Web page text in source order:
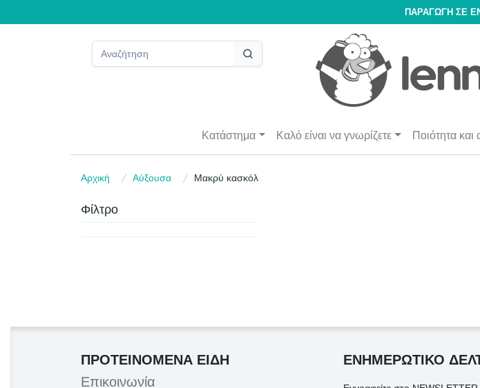
ΠΑΡΑΓΩΓΉ ΣΕ
Κατάστημα Καλό είναι να γνωρίζετε Ποιότητα και
Αρχική Αύξουσα Μακρύ κασκόλ
Φίλτρο
ΠΡΟΤΕΙΝΌΜΕΝΑ ΕΊΔΗ
Επικοινωνία
ΕΝΗΜΕΡΩΤΙΚΟ